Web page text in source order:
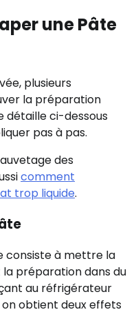
une Pâte
plusieurs
la préparation
détaille ci-dessous
pas à pas.
des
comment
trop liquide.
consiste à mettre la
préparation dans du
au réfrigérateur
on obtient deux effets